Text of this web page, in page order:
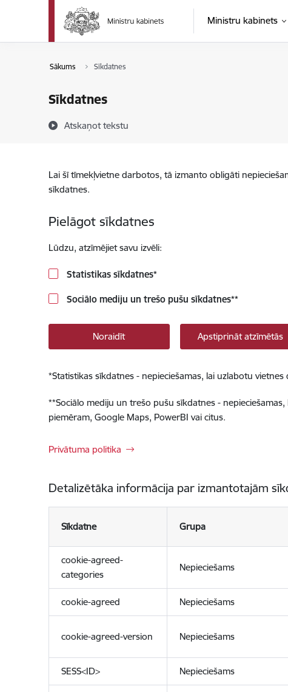
Pāriet uz lapas saturu
Ministru kabinets
Sākums Sīkdatnes
Sīkdatnes
Atskaņot tekstu
Lai šī tīmekļvietne darbotos, tā izmanto obligāti
sīkdatnes.
Pielāgot sīkdatnes
Lūdzu, atzīmējiet savu izvēli:
Statistikas sīkdatnes*
Sociālo mediju un trešo pušu sīkdatnes**
Noraidīt Apstiprināt atzīmētās
*Statistikas sīkdatnes - nepieciešamas, lai uzlabotu
**Sociālo mediju un trešo pušu sīkdatnes -
piemēram, Google Maps, PowerBI vai citus.
Privātuma politika
Detalizētāka informācija par izmantotajām
Sīkdatne Grupa
cookie-agreed-
categories
Nepieciešams
cookie-agreed Nepieciešams
cookie-agreed-version Nepieciešams
SESS<ID> Nepieciešams